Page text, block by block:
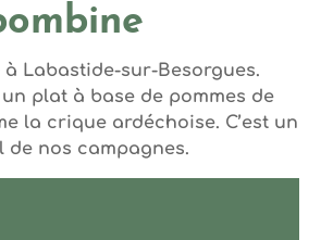
Labastide-sur-Besorgues.
plat à base de pommes de
la crique ardéchoise. C’est un
nos campagnes.